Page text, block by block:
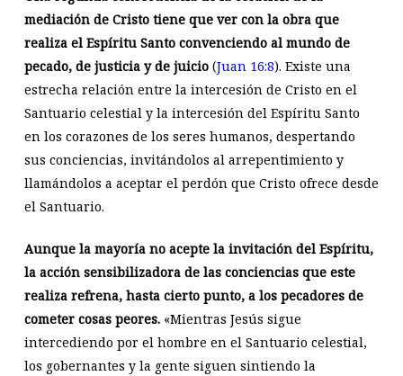
mediación de Cristo tiene que ver con la obra que
realiza el Espíritu Santo convenciendo al mundo de
pecado, de justicia y de juicio(Juan 16:8). Existe una
estrecha relación entre la intercesión de Cristo en el
Santuario celestial y la intercesión del Espíritu Santo
en los corazones de los seres humanos, despertando
sus conciencias, invitándolos al arrepentimiento y
llamándolos a aceptar el perdón que Cristo ofrece desde
el Santuario.
Aunque la mayoría no acepte la invitación del Espíritu,
la acción sensibilizadora de las conciencias que este
realiza refrena, hasta cierto punto, a los pecadores de
cometer cosas peores.«Mientras Jesús sigue
intercediendo por el hombre en el Santuario celestial,
los gobernantes y la gente siguen sintiendo la